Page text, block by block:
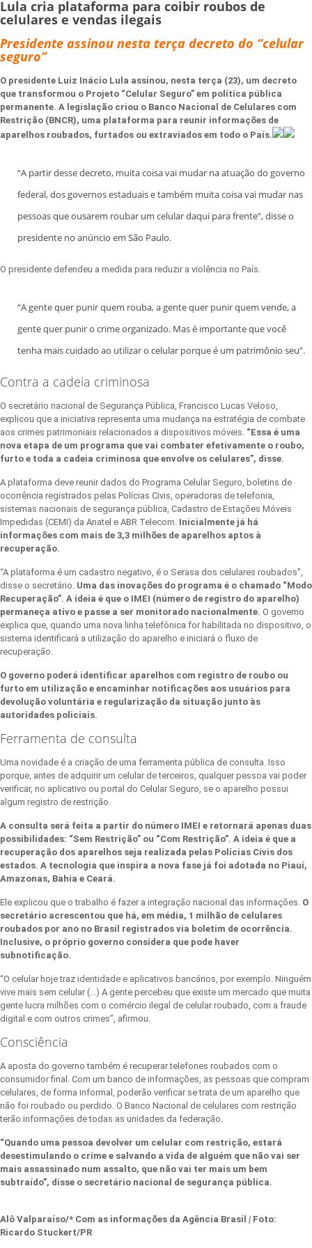
Lula cria plataforma para coibir roubos de
celulares e vendas ilegais
Presidente assinou nesta terça decreto do “celular
seguro”
O presidente Luiz Inácio Lula assinou, nesta terça (23), um decreto
que transformou o Projeto “Celular Seguro” em política pública
permanente. A legislação criou o Banco Nacional de Celulares com
Restrição (BNCR), uma plataforma para reunir informações de
aparelhos roubados, furtados ou extraviados em todo o País.
“A partir desse decreto, muita coisa vai mudar na atuação do governo
federal, dos governos estaduais e também muita coisa vai mudar nas
pessoas que ousarem roubar um celular daqui para frente”, disse o
presidente no anúncio em São Paulo.
O presidente defendeu a medida para reduzir a violência no País.
“A gente quer punir quem rouba, a gente quer punir quem vende, a
gente quer punir o crime organizado. Mas é importante que você
tenha mais cuidado ao utilizar o celular porque é um patrimônio seu”.
Contra a cadeia criminosa
O secretário nacional de Segurança Pública, Francisco Lucas Veloso,
explicou que a iniciativa representa uma mudança na estratégia de combate
aos crimes patrimoniais relacionados a dispositivos móveis. “Essa é uma
nova etapa de um programa que vai combater efetivamente o roubo,
furto e toda a cadeia criminosa que envolve os celulares”, disse.
A plataforma deve reunir dados do Programa Celular Seguro, boletins de
ocorrência registrados pelas Polícias Civis, operadoras de telefonia,
sistemas nacionais de segurança pública, Cadastro de Estações Móveis
Impedidas (CEMI) da Anatel e ABR Telecom. Inicialmente já há
informações com mais de 3,3 milhões de aparelhos aptos à
recuperação.
“A plataforma é um cadastro negativo, é o Serasa dos celulares roubados”,
disse o secretário. Uma das inovações do programa é o chamado “Modo
Recuperação”. A ideia é que o IMEI (número de registro do aparelho)
permaneça ativo e passe a ser monitorado nacionalmente. O governo
explica que, quando uma nova linha telefônica for habilitada no dispositivo, o
sistema identificará a utilização do aparelho e iniciará o fluxo de
recuperação.
O governo poderá identificar aparelhos com registro de roubo ou
furto em utilização e encaminhar notificações aos usuários para
devolução voluntária e regularização da situação junto às
autoridades policiais.
Ferramenta de consulta
Uma novidade é a criação de uma ferramenta pública de consulta. Isso
porque, antes de adquirir um celular de terceiros, qualquer pessoa vai poder
verificar, no aplicativo ou portal do Celular Seguro, se o aparelho possui
algum registro de restrição.
A consulta será feita a partir do número IMEI e retornará apenas duas
possibilidades: “Sem Restrição” ou “Com Restrição”. A ideia é que a
recuperação dos aparelhos seja realizada pelas Polícias Civis dos
estados. A tecnologia que inspira a nova fase já foi adotada no Piauí,
Amazonas, Bahia e Ceará.
Ele explicou que o trabalho é fazer a integração nacional das informações. O
secretário acrescentou que há, em média, 1 milhão de celulares
roubados por ano no Brasil registrados via boletim de ocorrência.
Inclusive, o próprio governo considera que pode haver
subnotificação.
“O celular hoje traz identidade e aplicativos bancários, por exemplo. Ninguém
vive mais sem celular (…) A gente percebeu que existe um mercado que muita
gente lucra milhões com o comércio ilegal de celular roubado, com a fraude
digital e com outros crimes”, afirmou.
Consciência
A aposta do governo também é recuperar telefones roubados com o
consumidor final. Com um banco de informações, as pessoas que compram
celulares, de forma informal, poderão verificar se trata de um aparelho que
não foi roubado ou perdido. O Banco Nacional de celulares com restrição
terão informações de todas as unidades da federação.
“Quando uma pessoa devolver um celular com restrição, estará
desestimulando o crime e salvando a vida de alguém que não vai ser
mais assassinado num assalto, que não vai ter mais um bem
subtraído”, disse o secretário nacional de segurança pública.
Alô Valparaíso/* Com as informações d a Agência Brasil | Foto:
Ricardo Stuckert/PR